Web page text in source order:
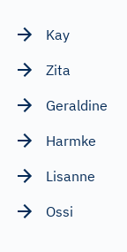
Kay
Zita
Geraldine
Harmke
Lisanne
Ossi